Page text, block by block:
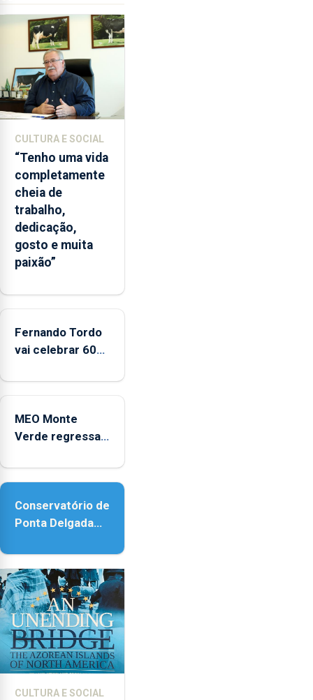
ilegal
lapas
2022
e
2026.
ilha
das
Flores
apresenta
um
“decréscimo
significativo”
da
entre
e
2025
CULTURA E SOCIAL
“Tenho uma vida
completamente
cheia de
trabalho,
dedicação,
gosto e muita
paixão”
Fernando Tordo
vai celebrar 60
no Coliseu
MEO Monte
Verde regressa
acessibilidade
Conservatório de
Ponta Delgada
novos
instrumentos
CULTURA E SOCIAL